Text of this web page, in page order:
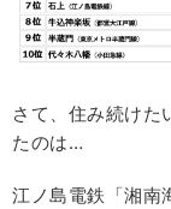
さて、住み続けた
たのは…
江ノ島電鉄「湘南